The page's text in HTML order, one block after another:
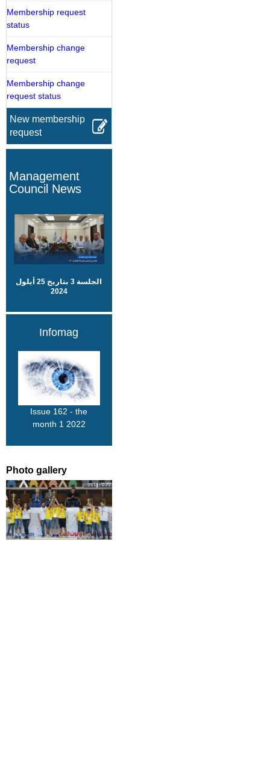
Membership request
status
Membership change
request
Membership change
request status
New membership
request
Management
Council News
الجلسة 3 بتاريخ 25 أيلول
2024
Infomag
Issue 162 - the
month 1 2022
Photo gallery